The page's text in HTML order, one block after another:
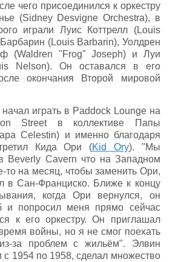
чего присоединился к оркестру
(Sidney Desvigne Orchestra), в
играли Луис Коттрелл (Louis
(Louis Barbarin), Уолдрен
(Waldren "Frog" Joseph) и Луи
Nelson). Он оставался в его
окончания Второй мировой
играть в Paddock Lounge на
Street в коллективе Папы
Celestin) и именно благодаря
Кида Ори (Kid Ory). "Мы
Beverly Cavern что на Западном
то на месяц, чтобы заменить Ори,
в Сан-Франциско. Ближе к концу
когда Ори вернулся, он
и попросил меня прямо сейчас
к его оркестру. Он приглашал
войны, но я не смог поехать
за проблем с жильём". Элвин
с 1954 по 1958, сделал множество